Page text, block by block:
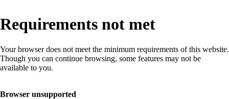
Requirements not met
Your browser does not meet the minimum requirements of this website.
Though you can continue browsing, some features may not be
available to you.
Browser unsupported